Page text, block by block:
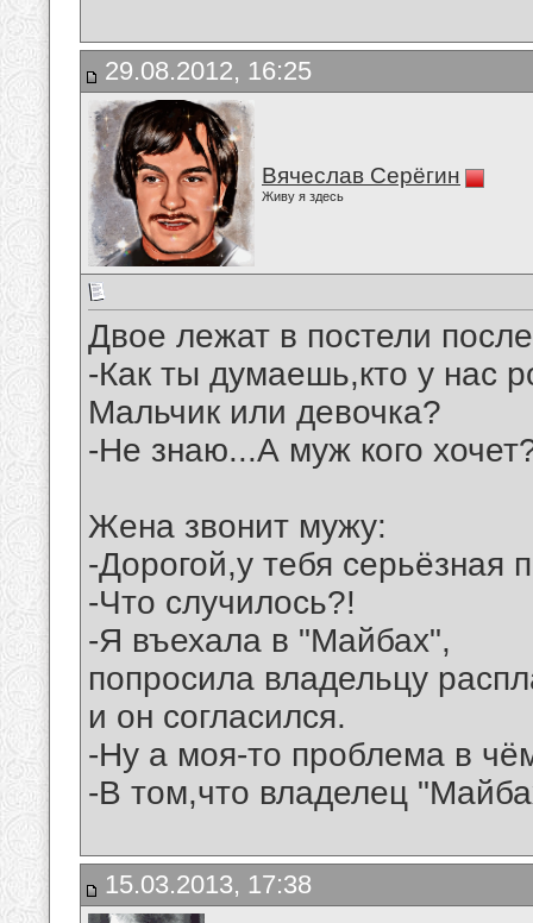
29.08.2012, 16:25
Вячеслав Серёгин
Живу я здесь
Двое лежат в постели
-Как ты думаешь,кто у нас
Мальчик или девочка?
-Не знаю...А муж кого
Жена звонит мужу:
-Дорогой,у тебя серьёзная
-Что случилось?!
-Я въехала в "Майбах",
попросила владельцу
и он согласился.
-Ну а моя-то проблема в
-В том,что владелец
15.03.2013, 17:38